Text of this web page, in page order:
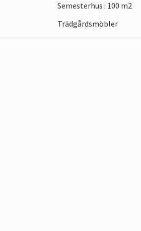
Semesterhus : 100 m2
Trädgårdsmöbler